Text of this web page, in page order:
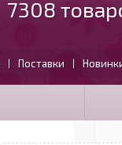
7308
| Поставки |